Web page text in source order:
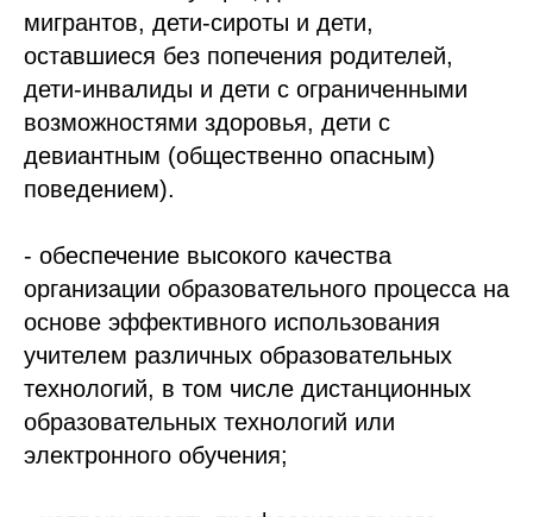
мигрантов, дети-сироты и дети,
оставшиеся без попечения родителей,
дети-инвалиды и дети с ограниченными
возможностями здоровья, дети с
девиантным (общественно опасным)
поведением).
- обеспечение высокого качества
организации образовательного процесса на
основе эффективного использования
учителем различных образовательных
технологий, в том числе дистанционных
образовательных технологий или
электронного обучения;